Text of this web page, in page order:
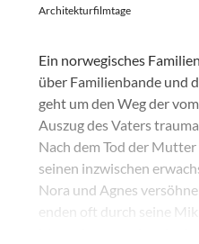
Architekturfilmtage
Ein norwegisches
über Familienbande und
geht um den Weg der
Auszug des Vaters
Nach dem Tod der
seinen inzwischen
Nora und Agnes
enden oft durch seine